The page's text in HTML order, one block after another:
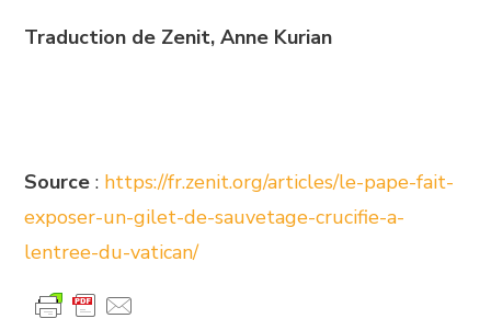
Traduction de Zenit, Anne Kurian
Source : https://fr.zenit.org/articles/le-pape-fait-
exposer-un-gilet-de-sauvetage-crucifie-a-
lentree-du-vatican/